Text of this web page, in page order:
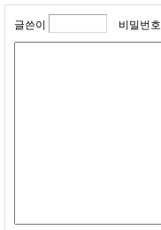
글쓴이 비밀번호